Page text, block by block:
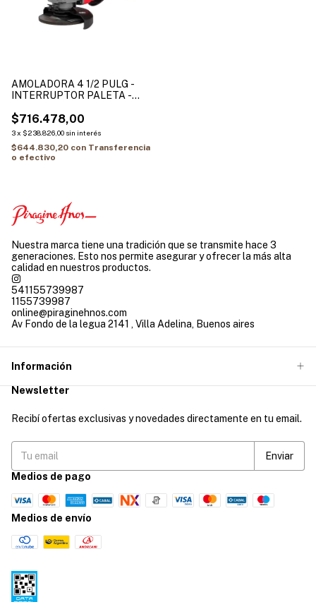
AMOLADORA 4 1/2 PULG -
INTERRUPTOR PALETA -
2880-20
$716.478,00
3x $238.826,00 sin interés
$644.830,20 con Transferencia
o efectivo
Nuestra marca tiene una tradición que se transmite hace 3
generaciones. Esto nos permite asegurar y ofrecer la más alta
calidad en nuestros productos.
541155739987
1155739987
online@piraginehnos.com
Av Fondo de la legua 2141 , Villa Adelina, Buenos aires
Información
Newsletter
Recibí ofertas exclusivas y novedades directamente en tu email.
Medios de pago
Medios de envío